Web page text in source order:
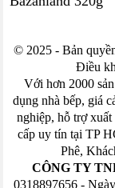
© 2025 - Bản
Điều
Với hơn 2000
dụng nhà bếp, giá
nghiệp, hỗ trợ
cấp uy tín tại TP
Phê,
CÔNG TY
0318897656 -